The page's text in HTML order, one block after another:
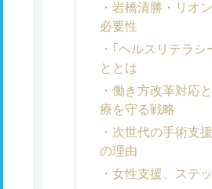
岩橋清勝・リオ
必要性
｢ヘルスリテラ
ととは
働き方改革対応
療を守る戦略
次世代の手術支
の理由
女性支援、ステ